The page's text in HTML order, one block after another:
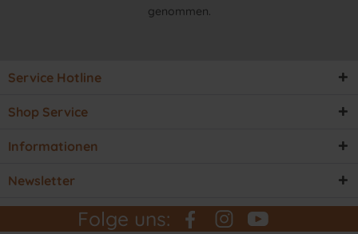
genommen.
Service Hotline
Shop Service
Informationen
Newsletter
Folge uns: